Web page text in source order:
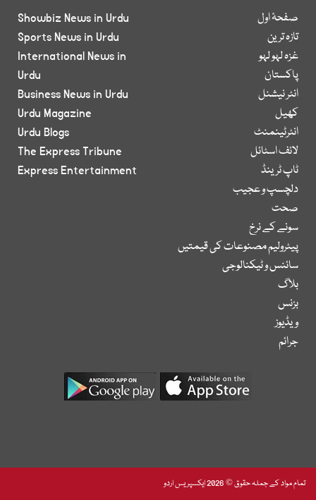
صفحۂ اول
تازہ ترین
غزہ لہو لہو
پاکستان
انٹر نیشنل
کھیل
انٹرٹینمنٹ
لائف اسٹائل
ٹاپ ٹرینڈ
دلچسپ و عجیب
صحت
سونے کے نرخ
پیٹرولیم مصنوعات کی قیمتیں
سائنس و ٹیکنالوجی
بلاگ
بزنس
ویڈیوز
جرائم
Showbiz News in Urdu
Sports News in Urdu
International News in
Urdu
Business News in Urdu
Urdu Magazine
Urdu Blogs
The Express Tribune
Express Entertainment
تمام مواد کے جملہ حقوق © 2026 ایکسپریس اردو